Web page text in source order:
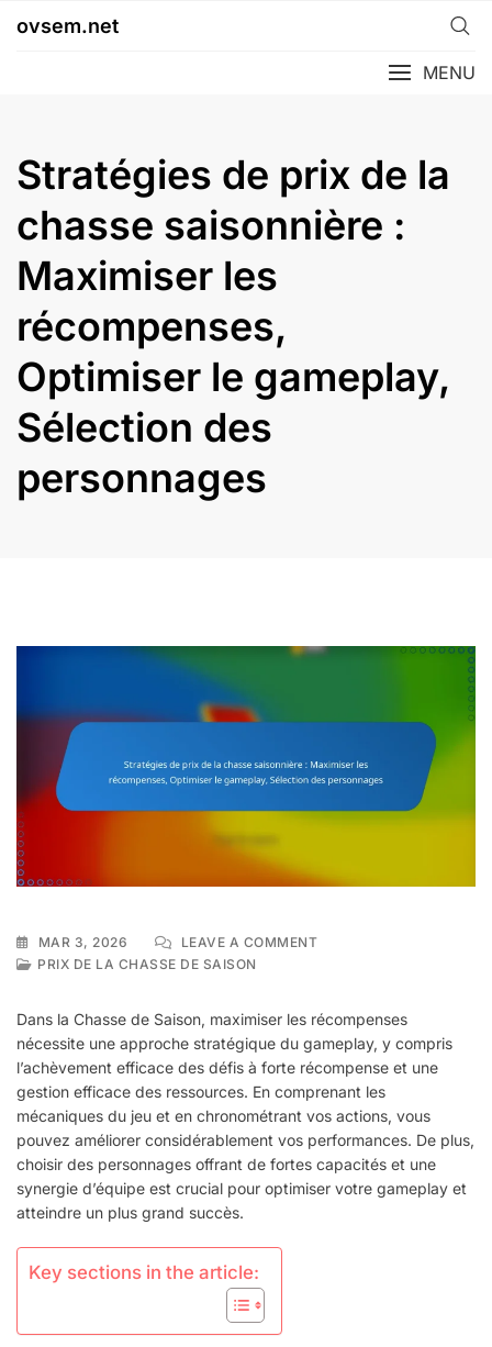
ovsem.net
MENU
Stratégies de prix de la
chasse saisonnière :
Maximiser les
récompenses,
Optimiser le gameplay,
Sélection des
personnages
MAR 3, 2026 LEAVE A COMMENTON
DE
LA
CHASSE
SAISONNIÈRE
MAXIMISER
LES
RÉCOMPENSES,
OPTIMISER
PRIX DE LA CHASSE DE SAISON
Dans la Chasse de Saison, maximiser les récompenses
nécessite une approche stratégique du gameplay, y compris
l’achèvement efficace des défis à forte récompense et une
gestion efficace des ressources. En comprenant les
mécaniques du jeu et en chronométrant vos actions, vous
pouvez améliorer considérablement vos performances. De plus,
choisir des personnages offrant de fortes capacités et une
synergie d’équipe est crucial pour optimiser votre gameplay et
atteindre un plus grand succès.
Key sections in the article: